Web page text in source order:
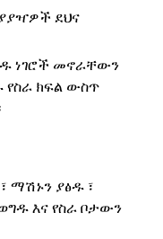
ደህና
ነገሮች መኖራቸውን
የስራ ክፍል ውስጥ
ማሽኑን ያፅዱ ፣
እና የስራ ቦታውን